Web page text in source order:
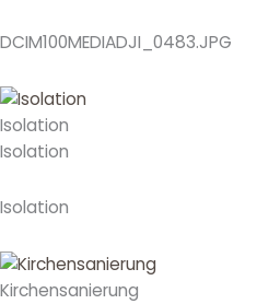
DCIM100MEDIADJI_0483.JPG
Isolation
Isolation
Isolation
Kirchensanierung